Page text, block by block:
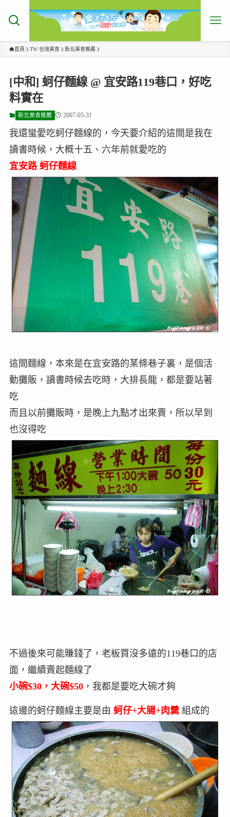
首頁 TW 台灣美食 新北美食推薦
[中和] 蚵仔麵線 @ 宜安路119巷口，好吃
料實在
新北美食推薦 2007-05-31
我還蠻愛吃蚵仔麵線的，今天要介紹的這間是我在
讀書時候，大概十五、六年前就愛吃的
宜安路 蚵仔麵線
這間麵線，本來是在宜安路的某條巷子裏，是個活
動攤販，讀書時候去吃時，大排長龍，都是要站著
吃
而且以前攤販時，是晚上九點才出來賣，所以早到
也沒得吃
不過後來可能賺錢了，老板買沒多遠的119巷口的店
面，繼續賣起麵線了
小碗$30，大碗$50，我都是要吃大碗才夠
這邊的蚵仔麵線主要是由 蚵仔+大腸+肉羹組成的